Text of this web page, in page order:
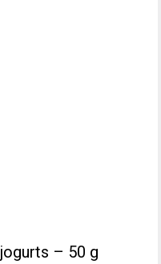
– 50 g